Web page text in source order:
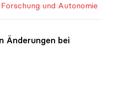
und Autonomie
Änderungen bei